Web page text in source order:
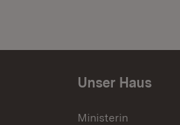
Unser Haus
Ministerin